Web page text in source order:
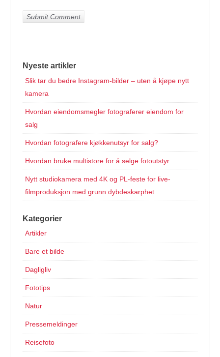
Nyeste artikler
Slik tar du bedre Instagram-bilder – uten å kjøpe nytt
kamera
Hvordan eiendomsmegler fotograferer eiendom for
salg
Hvordan fotografere kjøkkenutsyr for salg?
Hvordan bruke multistore for å selge fotoutstyr
Nytt studiokamera med 4K og PL-feste for live-
filmproduksjon med grunn dybdeskarphet
Kategorier
Artikler
Bare et bilde
Dagligliv
Fototips
Natur
Pressemeldinger
Reisefoto